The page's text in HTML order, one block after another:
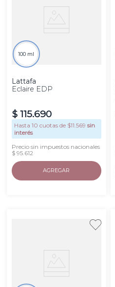
100 ml
Lattafa
Eclaire EDP
$ 115.690
Hasta 10 cuotas de $11.569 sin
interés
Precio sin impuestos nacionales
$ 95.612
AGREGAR